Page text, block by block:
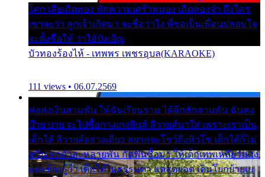
โศก เสียเถิดทอง พักความเศร้าหมอง เถิดทองจ๋า ถึงใคร
เขาจะว่า ลูกเจ้าเกิดมา จะชื่อว่าไง พี่ขอเป็นเพื่อนปลอบใจ
จะตั้งชื่อให้ ว่าไอ้บังเอิญ
บัวทองร้องไห้ - เทพพร เพชรอุบล(KARAOKE)
111 views • 06.07.2569
พ่อส่งเงินสามพัน ให้ฉันเรียนราม ได้อีกสักสามพัน ฉันคง
บ๊าย บาย จะไปซื้อกางเกงยีนส์ ลีวายส์มาใส่ เพราะเราเป็น
เด็กใต้ ลีวายส์อย่างเดียว อยากจะโชว์ถึงหิวโซ เด็กใต้ก็ไม่
หวั่น ตกตัวละหลายพัน กัดฟันซื้อมา ให้เด็กเทพเหลียวมอง
และต้องรู้ว่า เด็กใต้ไม่ธรรมดา แต่สุดยอด เดินโยกย้ายเย